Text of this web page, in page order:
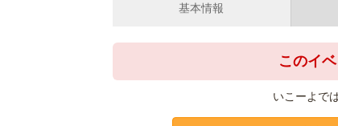
基本情報
このイ
いこーよで